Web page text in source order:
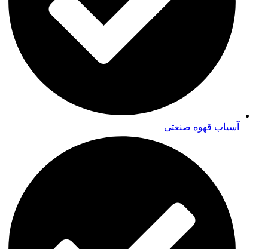
آسیاب قهوه صنعتی